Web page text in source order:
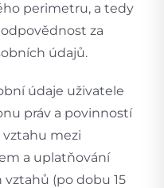
perimetru, a tedy
za
údajů.
údaje uživatele
práv a povinností
mezi
a uplatňování
(po dobu 15